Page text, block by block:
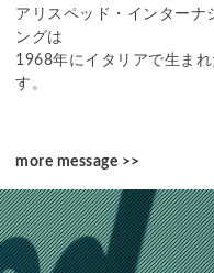
アリスペッド・インターナ
ングは
1968年にイタリアで生ま
す。
more message >>